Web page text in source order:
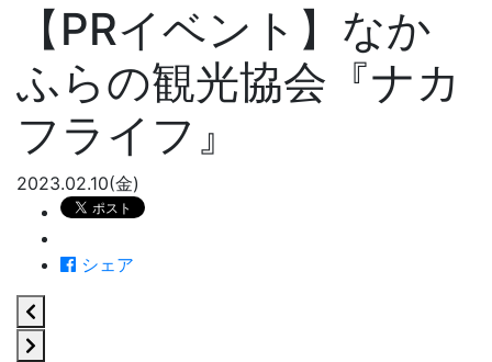
【PRイベント】なか
ふらの観光協会『ナカ
フライフ』
2023.02.10(金)
シェア